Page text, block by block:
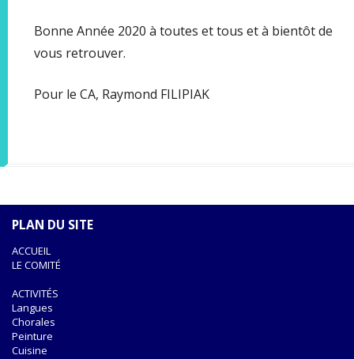
Bonne Année 2020 à toutes et tous et à bientôt de
vous retrouver.
Pour le CA, Raymond FILIPIAK
PLAN DU SITE
ACCUEIL
LE COMITÉ
ACTIVITÉS
Langues
Chorales
Peinture
Cuisine